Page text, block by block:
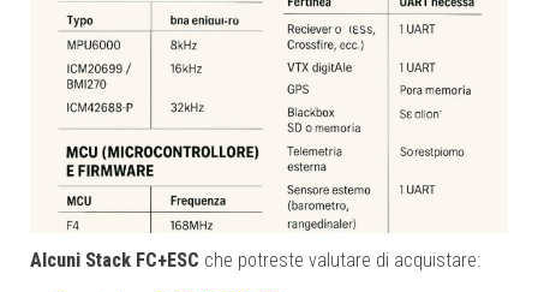
Alcuni Stack FC+ESC che potreste valutare di acquistare: